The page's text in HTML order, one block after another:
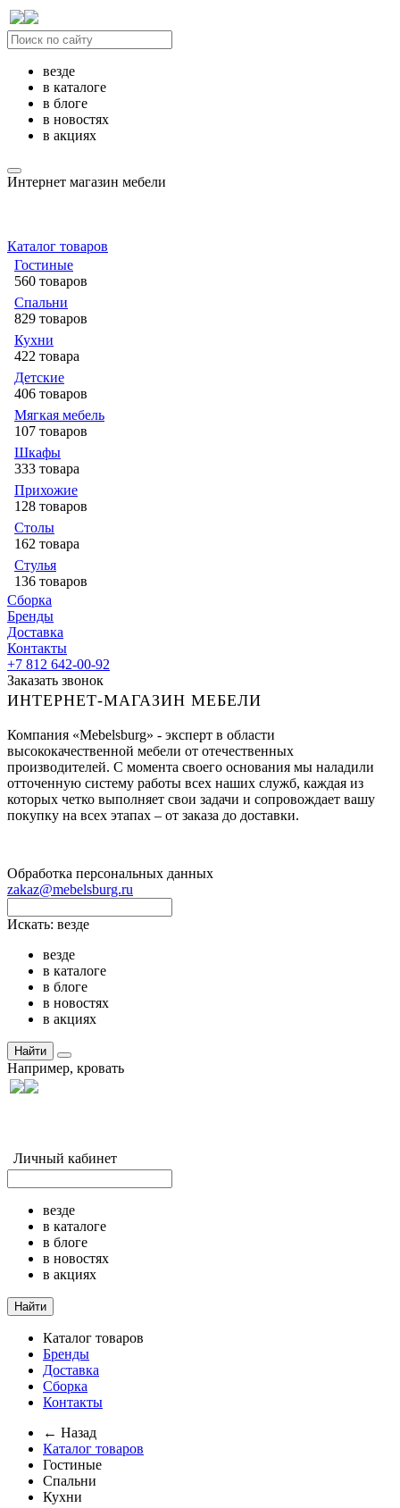
везде
в каталоге
в блоге
в новостях
в акциях
Интернет магазин мебели
Каталог товаров
Гостиные
560 товаров
Спальни
829 товаров
Кухни
422 товара
Детские
406 товаров
Мягкая мебель
107 товаров
Шкафы
333 товара
Прихожие
128 товаров
Столы
162 товара
Стулья
136 товаров
Сборка
Бренды
Доставка
Контакты
+7 812 642-00-92
Заказать звонок
ИНТЕРНЕТ-МАГАЗИН МЕБЕЛИ
Компания «Mebelsburg» - эксперт в области
высококачественной мебели от отечественных
производителей. С момента своего основания мы наладили
отточенную систему работы всех наших служб, каждая из
которых четко выполняет свои задачи и сопровождает вашу
покупку на всех этапах – от заказа до доставки.
Обработка персональных данных
zakaz@mebelsburg.ru
Искать: везде
везде
в каталоге
в блоге
в новостях
в акциях
Найти
Например, кровать
Личный кабинет
везде
в каталоге
в блоге
в новостях
в акциях
Найти
Каталог товаров
Бренды
Доставка
Сборка
Контакты
← Назад
Каталог товаров
Гостиные
Спальни
Кухни